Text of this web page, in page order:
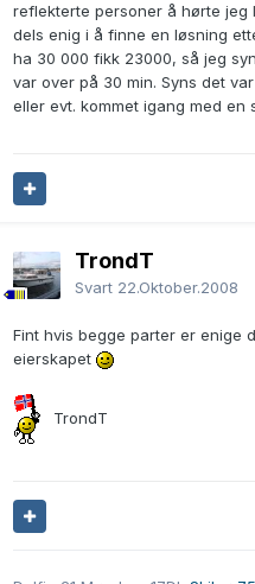
reflekterte personer å hørte jeg
dels enig i å finne en løsning
ha 30 000 fikk 23000, så jeg
var over på 30 min. Syns det
eller evt. kommet igang med en
TrondT
Svart 22.Oktober.2008
Fint hvis begge parter er enige
eierskapet
TrondT